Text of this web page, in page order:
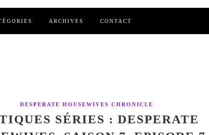
ARCHIVES CONTACT
DESPERATE HOUSEWIVES CHRONICLE
SÉRIES : DESPERATE